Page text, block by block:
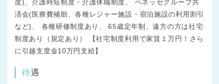
度)、介護時短制度・介護休職制度、 ベネッセグループ共
済会(医療費補助、各種レジャー施設・宿泊施設の利用割引
など)、 各種研修制度あり、 65歳定年制、遠方の方は社宅
制度あり（規定あり） 【社宅制度利用で家賃１万円！さら
に引越支度金10万円支給】
待遇